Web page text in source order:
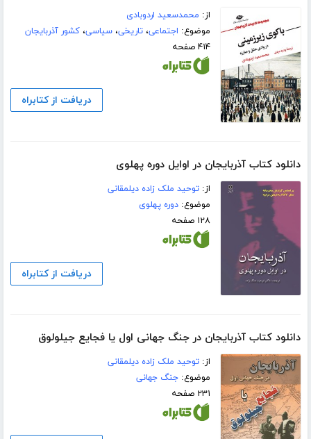
از: محمدسعید اردوبادی
موضوع: اجتماعی،تاریخی،سیاسی،کشور آذربایجان
۴۱۴ صفحه
دریافت از کتابراه
دانلود کتاب آذربایجان در اوایل دوره پهلوی
از:توحید ملک زاده دیلمقانی
موضوع:دوره پهلوی
۱۲۸ صفحه
دریافت از کتابراه
دانلود کتاب آذربایجان در جنگ جهانی اول یا فجایع جیلولوق
از:توحید ملک زاده دیلمقانی
موضوع:جنگ جهانی
۲۳۱ صفحه